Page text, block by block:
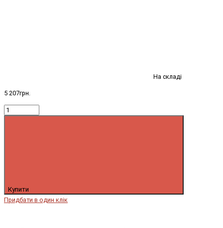
На складі
5 207грн.
Купити
Придбати в один клік